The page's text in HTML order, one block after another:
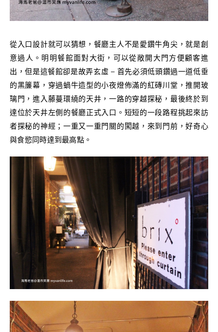
從入口設計就可以猜想，餐廳主人不是愛鑽牛角尖，就是創
意過人。明明餐館面對大街，可以從敞開大門方便顧客進
出，但是這餐館卻是故弄玄虛 – 首先必須低頭鑽過一道低垂
的黑簾幕，穿過蝸牛造型的小夜燈佈滿的紅磚川堂，推開玻
璃門，進入藤蔓環繞的天井，一路的穿越探秘，最後終於到
達位於天井左側的餐廳正式入口。短短的一段路程挑起來訪
者探秘的神經；一重又一重門關的闖越，來到門前，好奇心
與食慾同時達到最高點。